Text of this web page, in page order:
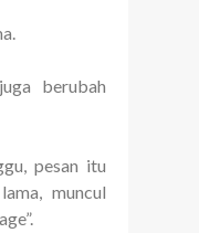
berubah
pesan itu
muncul